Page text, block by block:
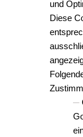
und
Diese